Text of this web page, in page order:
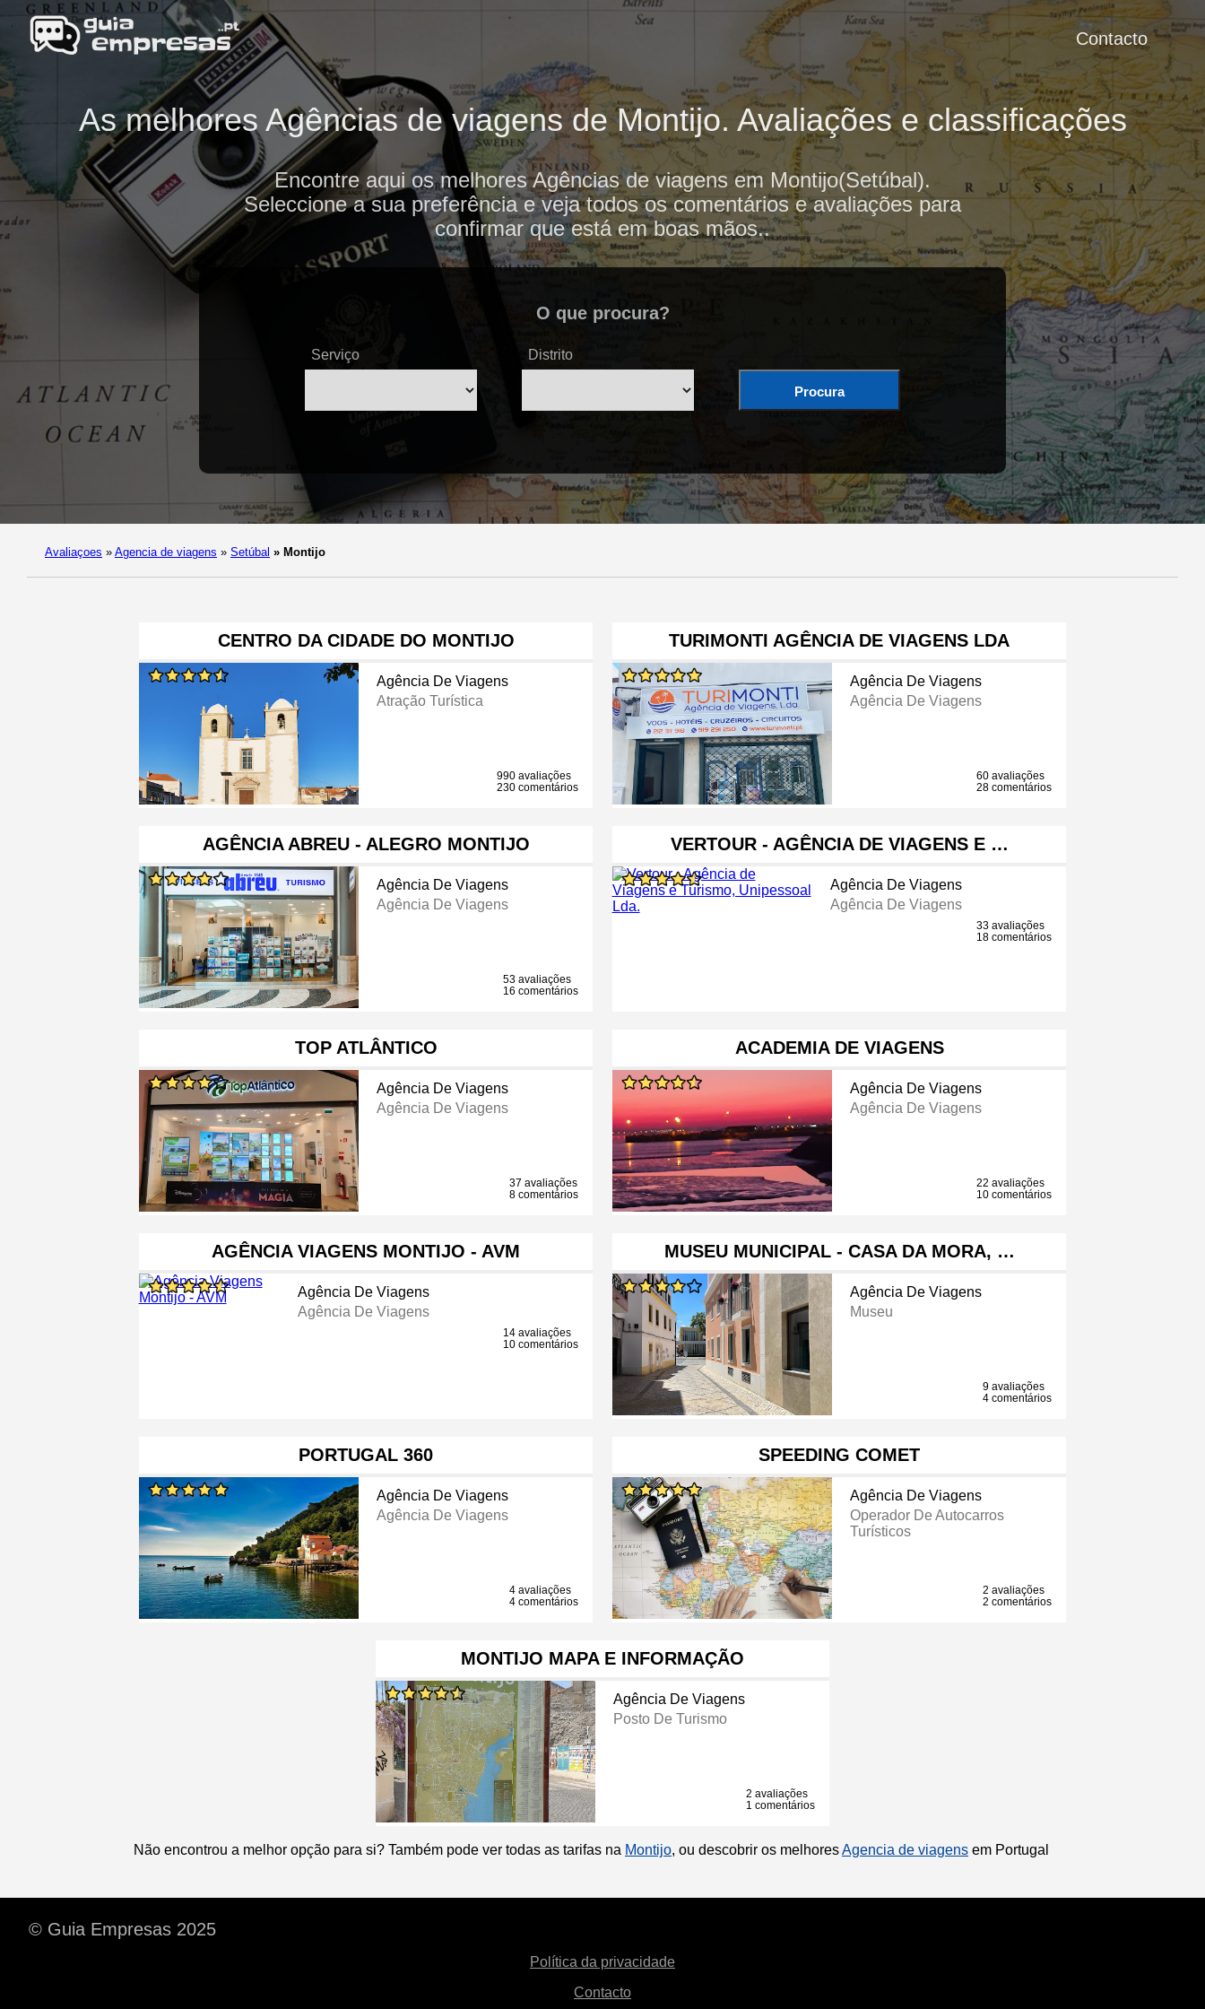
Contacto
As melhores Agências de viagens de Montijo. Avaliações e classificações
Encontre aqui os melhores Agências de viagens em Montijo(Setúbal).
Seleccione a sua preferência e veja todos os comentários e avaliações para
confirmar que está em boas mãos..
O que procura?
Serviço Distrito
Procura
Avaliaçoes » Agencia de viagens » Setúbal » Montijo
CENTRO DA CIDADE DO MONTIJO
Agência De Viagens
Atração Turística
990 avaliações
230 comentários
TURIMONTI AGÊNCIA DE VIAGENS LDA
Agência De Viagens
Agência De Viagens
60 avaliações
28 comentários
AGÊNCIA ABREU - ALEGRO MONTIJO
Agência De Viagens
Agência De Viagens
53 avaliações
16 comentários
VERTOUR - AGÊNCIA DE VIAGENS E …
Agência De Viagens
Agência De Viagens
33 avaliações
18 comentários
TOP ATLÂNTICO
Agência De Viagens
Agência De Viagens
37 avaliações
8 comentários
ACADEMIA DE VIAGENS
Agência De Viagens
Agência De Viagens
22 avaliações
10 comentários
AGÊNCIA VIAGENS MONTIJO - AVM
Agência De Viagens
Agência De Viagens
14 avaliações
10 comentários
MUSEU MUNICIPAL - CASA DA MORA, …
Agência De Viagens
Museu
9 avaliações
4 comentários
PORTUGAL 360
Agência De Viagens
Agência De Viagens
4 avaliações
4 comentários
SPEEDING COMET
Agência De Viagens
Operador De Autocarros
Turísticos
2 avaliações
2 comentários
MONTIJO MAPA E INFORMAÇÃO
Agência De Viagens
Posto De Turismo
2 avaliações
1 comentários
Não encontrou a melhor opção para si? Também pode ver todas as tarifas na Montijo, ou descobrir os melhoresAgencia de viagens em Portugal
© Guia Empresas 2025
Política da privacidade
Contacto